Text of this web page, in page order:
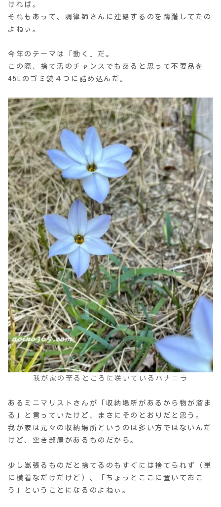
ければ。
それもあって、調律師さんに連絡するのを躊躇してたの
よねぃ。
今年のテーマは「動く」だ。
この際、捨て活のチャンスでもあると思って不要品を
45Lのゴミ袋４つに詰め込んだ。
我が家の至るところに咲いているハナニラ
あるミニマリストさんが「収納場所があるから物が溜ま
る」と言っていたけど、まさにそのとおりだと思う。
我が家は元々の収納場所というのは多い方ではないんだ
けど、空き部屋があるものだから。
少し嵩張るものだと捨てるのもすぐには捨てられず（単
に横着なだけだけど）、「ちょっとここに置いておこ
う」ということになるのよねぃ。